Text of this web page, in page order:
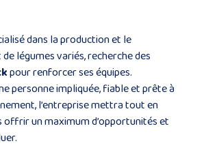
dans la production et le
légumes variés, recherche des
pour renforcer ses équipes.
personne impliquée, fiable et prête à
l’entreprise mettra tout en
un maximum d’opportunités et